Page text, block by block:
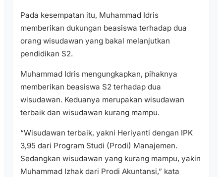
Pada kesempatan itu, Muhammad Idris
memberikan dukungan beasiswa terhadap dua
orang wisudawan yang bakal melanjutkan
pendidikan S2.
Muhammad Idris mengungkapkan, pihaknya
memberikan beasiswa S2 terhadap dua
wisudawan. Keduanya merupakan wisudawan
terbaik dan wisudawan kurang mampu.
“Wisudawan terbaik, yakni Heriyanti dengan IPK
3,95 dari Program Studi (Prodi) Manajemen.
Sedangkan wisudawan yang kurang mampu, yakin
Muhammad Izhak dari Prodi Akuntansi,” kata